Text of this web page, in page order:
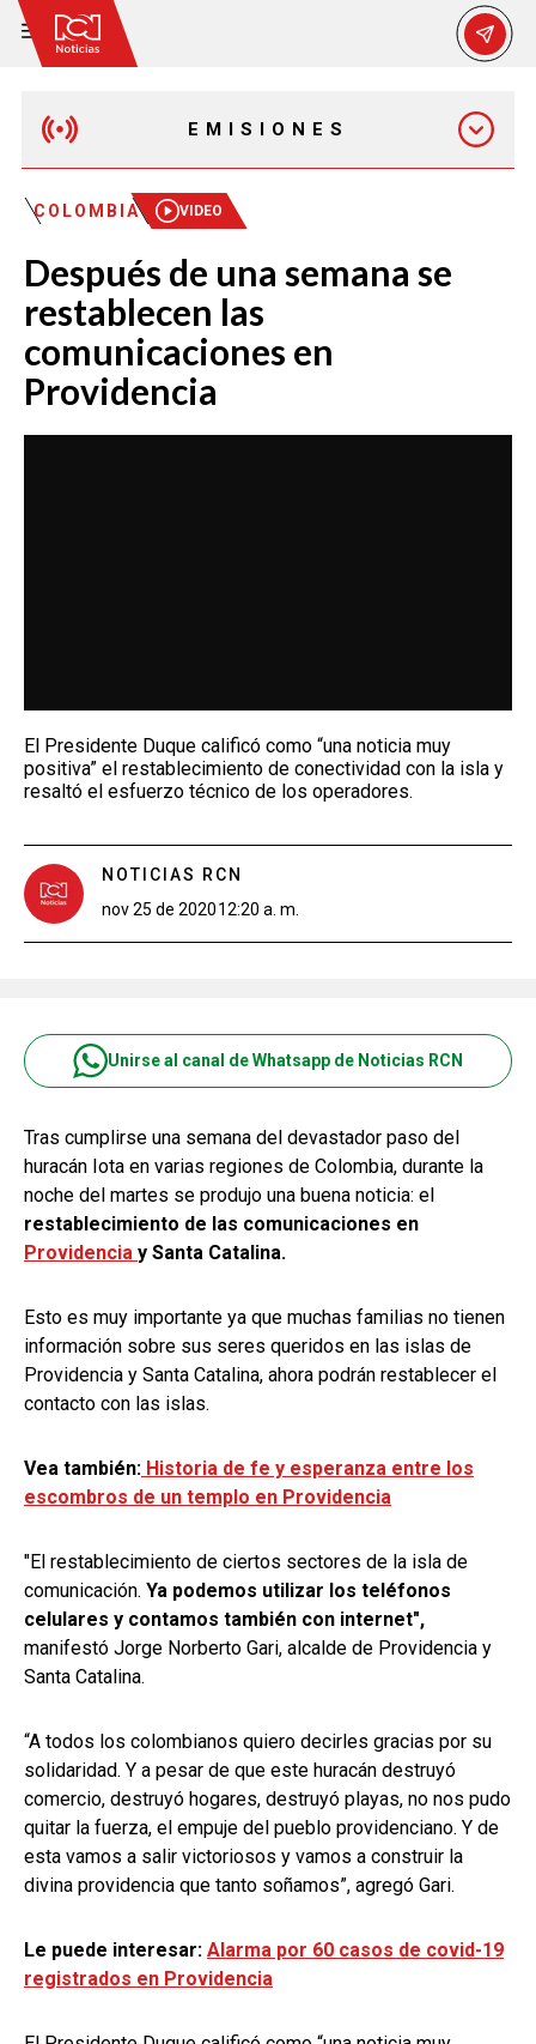
EMISIONES
EMISIÓN 12:30 PM
EMISIÓN 7:00 PM
COLOMBIA VIDEO
Después de una semana se
restablecen las
comunicaciones en
Providencia
El Presidente Duque calificó como “una noticia muy
positiva” el restablecimiento de conectividad con la isla y
resaltó el esfuerzo técnico de los operadores.
NOTICIAS RCN
nov 25 de 202012:20 a. m.
Unirse al canal de Whatsapp de Noticias RCN
Tras cumplirse una semana del devastador paso del
huracán Iota en varias regiones de Colombia, durante la
noche del martes se produjo una buena noticia: el
restablecimiento de las comunicaciones en
Providencia y Santa Catalina.
Esto es muy importante ya que muchas familias no tienen
información sobre sus seres queridos en las islas de
Providencia y Santa Catalina, ahora podrán restablecer el
contacto con las islas.
Vea también: Historia de fe y esperanza entre los
escombros de un templo en Providencia
"El restablecimiento de ciertos sectores de la isla de
comunicación. Ya podemos utilizar los teléfonos
celulares y contamos también con internet",
manifestó Jorge Norberto Gari, alcalde de Providencia y
Santa Catalina.
“A todos los colombianos quiero decirles gracias por su
solidaridad. Y a pesar de que este huracán destruyó
comercio, destruyó hogares, destruyó playas, no nos pudo
quitar la fuerza, el empuje del pueblo providenciano. Y de
esta vamos a salir victoriosos y vamos a construir la
divina providencia que tanto soñamos”, agregó Gari.
Le puede interesar: Alarma por 60 casos de covid-19
registrados en Providencia